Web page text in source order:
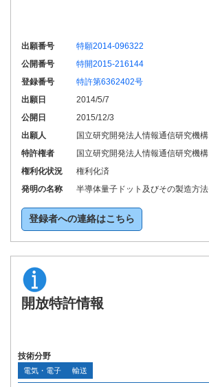
出願番号
特願2014-096322
公開番号
特開2015-216144
登録番号
特許第6362402号
出願日
2014/5/7
公開日
2015/12/3
出願人
国立研究開発法人情報通信研究機構
特許権者
国立研究開発法人情報通信研究機構
権利化状況
権利化済
発明の名称
半導体量子ドット及びその製造方法
登録者への連絡はこちら
開放特許情報
技術分野
電気・電子 輸送